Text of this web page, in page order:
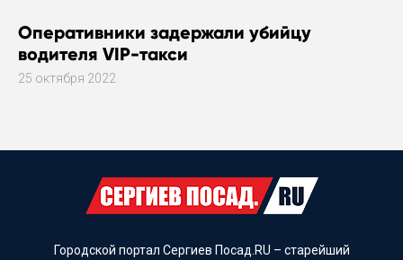
Оперативники задержали убийцу
водителя VIP-такси
25 октября 2022
Городской портал Сергиев Посад.RU – старейший